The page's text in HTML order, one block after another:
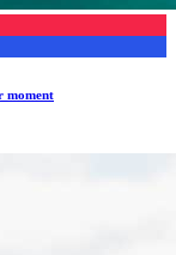
moment